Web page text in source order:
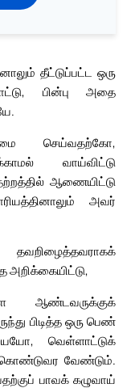
தீட்டுப்பட்ட ஒரு
பின்பு அதை
செய்வதற்கோ,
வாய்விட்டு
ஆணையிட்டு
அவர்
தவறிழைத்தவராகக்
ஆண்டவருக்குக்
பிடித்த ஒரு பெண்
வெள்ளாட்டுக்
கொண்டுவர வேண்டும்.
பாவக் கழுவாய்